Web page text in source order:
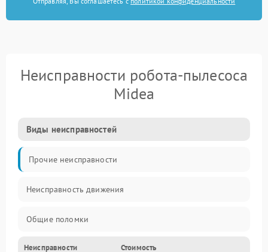
Неисправности робота-пылесоса
Midea
Виды неисправностей
Прочие неисправности
Неисправность движения
Общие поломки
Неисправность датчиков
Неисправности Стоимость